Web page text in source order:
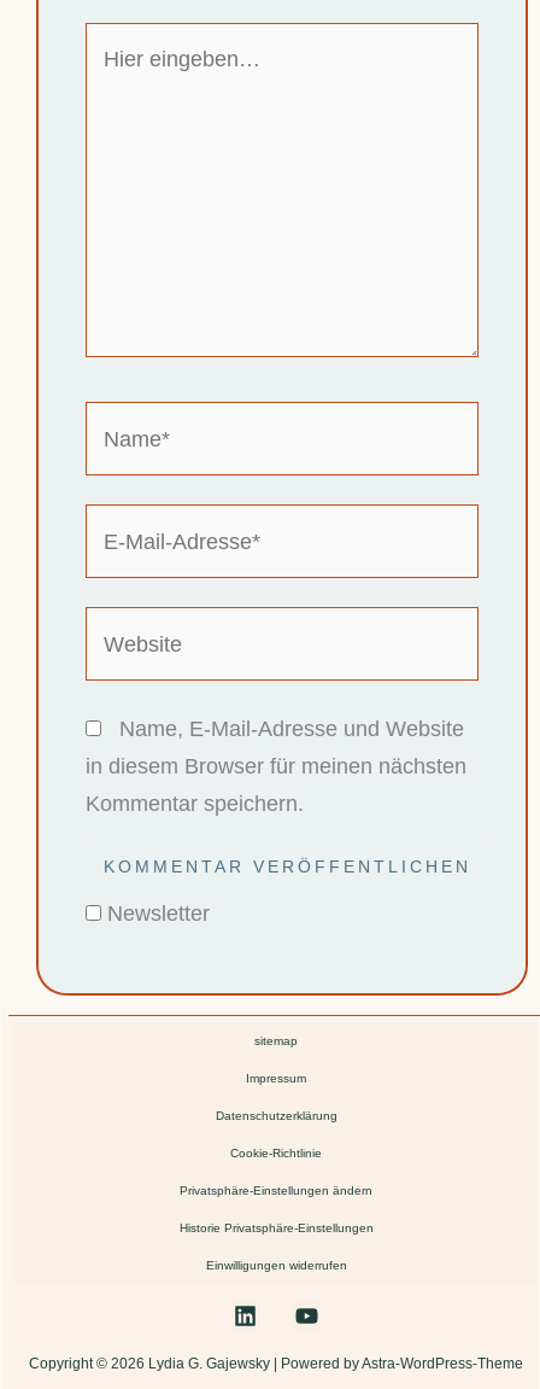
eingeben…
Name, E-Mail-Adresse und Website
in diesem Browser für meinen nächsten
Kommentar speichern.
Newsletter
sitemap
Impressum
Datenschutzerklärung
Cookie-Richtlinie
Privatsphäre-Einstellungen ändern
Historie Privatsphäre-Einstellungen
Einwilligungen widerrufen
Copyright © 2026 Lydia G. Gajewsky | Powered by Astra-WordPress-Theme